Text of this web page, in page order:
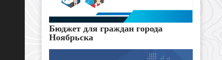
Бюджет для граждан города
Ноябрьска